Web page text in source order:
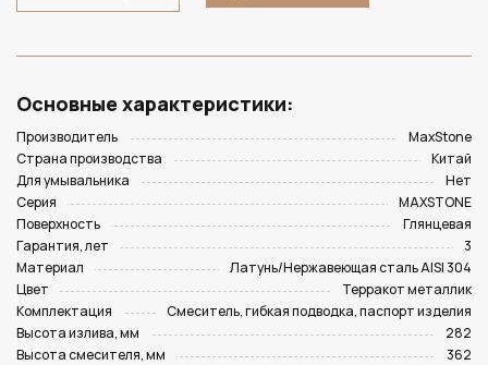
Основные характеристики:
Производитель
MaxStone
Страна производства
Китай
Для умывальника
Нет
Серия
MAXSTONE
Поверхность
Глянцевая
Гарантия, лет
3
Материал
Латунь/Нержавеющая сталь AISI 304
Цвет
Терракот металлик
Комплектация
Смеситель, гибкая подводка, паспорт изделия
Высота излива, мм
282
Высота смесителя, мм
362